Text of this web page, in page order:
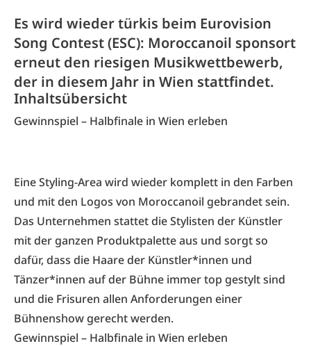
Es wird wieder türkis beim Eurovision
Song Contest (ESC): Moroccanoil sponsort
erneut den riesigen Musikwettbewerb,
der in diesem Jahr in Wien stattfindet.
Inhaltsübersicht
Gewinnspiel – Halbfinale in Wien erleben
Eine Styling-Area wird wieder komplett in den Farben
und mit den Logos von Moroccanoil gebrandet sein.
Das Unternehmen stattet die Stylisten der Künstler
mit der ganzen Produktpalette aus und sorgt so
dafür, dass die Haare der Künstler*innen und
Tänzer*innen auf der Bühne immer top gestylt sind
und die Frisuren allen Anforderungen einer
Bühnenshow gerecht werden.
Gewinnspiel – Halbfinale in Wien erleben